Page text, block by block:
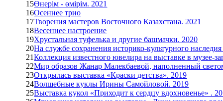
15Өнерім - өмірім. 2021
16Осеннее трио
17Творения мастеров Восточного Казахстана. 2021
18Весеннее настроение
19Хрустальная туфелька и другие башмачки. 2020
20На службе сохранения историко-культурного
21Коллекция известного ювелира на выставке в музее-
22Мир образов Жанар Малекбаевой, наполненный
23Открылась выставка «Краски детства». 2019
24Волшебные куклы Ирины Самойловой. 2019
25Выставка кукол «Приходит к сердцу вдохновенье» .